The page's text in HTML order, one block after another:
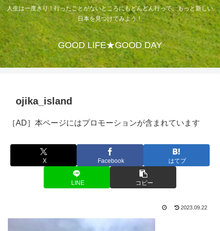
人生は一度きり！行ったことがないところにもどんどん行って、もっと新しい
日本を見つけてみよう！
GOOD LIFE★GOOD DAY
ojika_island
［AD］本ページにはプロモーションが含まれています
X Facebook はてブ
LINE コピー
2023.09.22